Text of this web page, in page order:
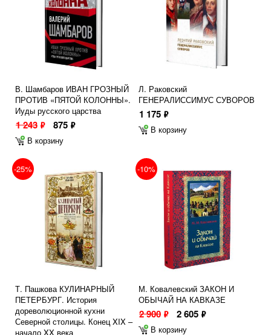
В. Шамбаров ИВАН ГРОЗНЫЙ
ПРОТИВ «ПЯТОЙ КОЛОННЫ».
Иуды русского царства
1 243 ф 875 ф
В корзину
Л. Раковский
ГЕНЕРАЛИССИМУС СУВОРОВ
1 175 ф
В корзину
-25%
Т. Пашкова КУЛИНАРНЫЙ
ПЕТЕРБУРГ. История
дореволюционной кухни
Северной столицы. Конец XIX –
начало XX века
-10%
М. Ковалевский ЗАКОН И
ОБЫЧАЙ НА КАВКАЗЕ
2 900 ф 2 605 ф
В корзину